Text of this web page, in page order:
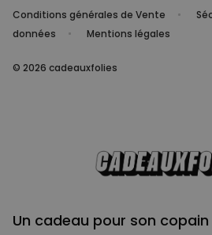
Conditions générales de Vente
données
Mentions légales
© 2026 cadeauxfolies
Un cadeau pour son copain